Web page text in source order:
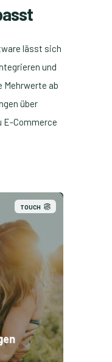
lässt sich
und
ab
über
E-Commerce
TOUCH